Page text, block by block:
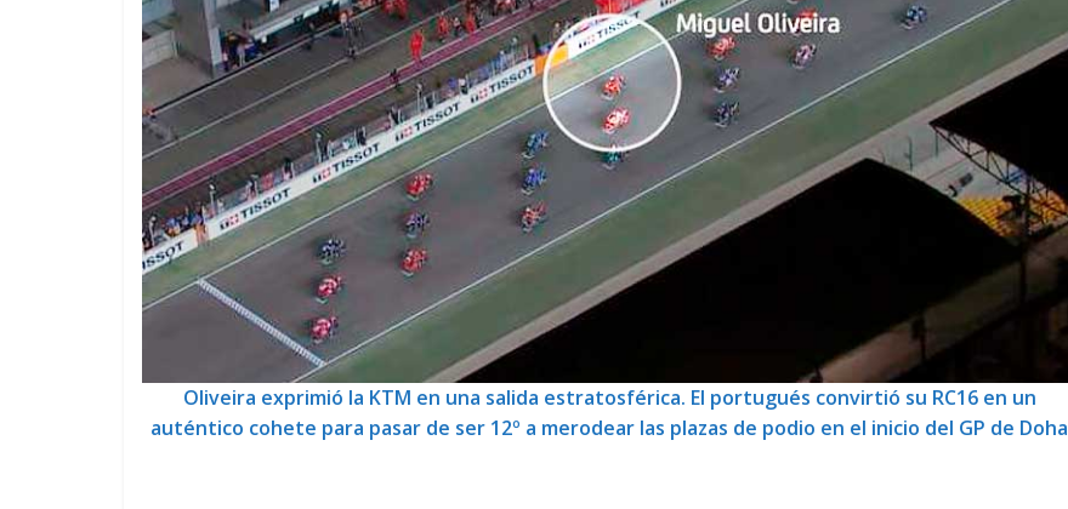
Oliveira exprimió la KTM en una salida estratosférica. El portugués convirtió su RC16 en un
auténtico cohete para pasar de ser 12º a merodear las plazas de podio en el inicio del GP de Doha